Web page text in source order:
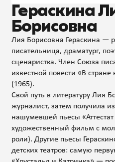
Гераскина
Борисовна
Лия Борисовна Гераскина —
писательница, драматург,
сценаристка. Член Союза
известной повести «В
(1965).
Свой путь в литературу Лия
журналист, затем получила
нашумевшей пьесы
художественный фильм с
роли). Другие пьесы
детских театров: самую